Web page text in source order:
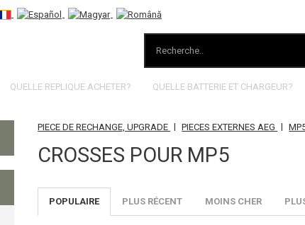
QUELLE REPLIQUE ACHETER? QUELLE BATTERIE ET CHARGEUR?
PIECE DE RECHANGE, UPGRADE | PIECES EXTERNES AEG |
CROSSES POUR MP5
POPULAIRE PLUS RÉCENT MOINS CHER